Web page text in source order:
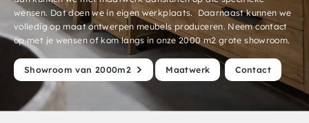
wensen. Dat doen we in eigen werkplaats. Daarnaast kunnen we
volledig op maat ontwerpen meubels produceren. Neem contact
op met je wensen of kom langs in onze 2000 m2 grote showroom.
Showroom van 2000m2 Maatwerk Contact